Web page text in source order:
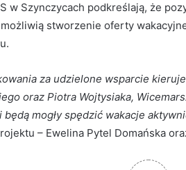
w Szynczycach podkreślają, że
stworzenie oferty
za udzielone wsparcie
oraz Piotra Wojtysiaka,
mogły spędzić wakacje
– Ewelina Pytel Domańska